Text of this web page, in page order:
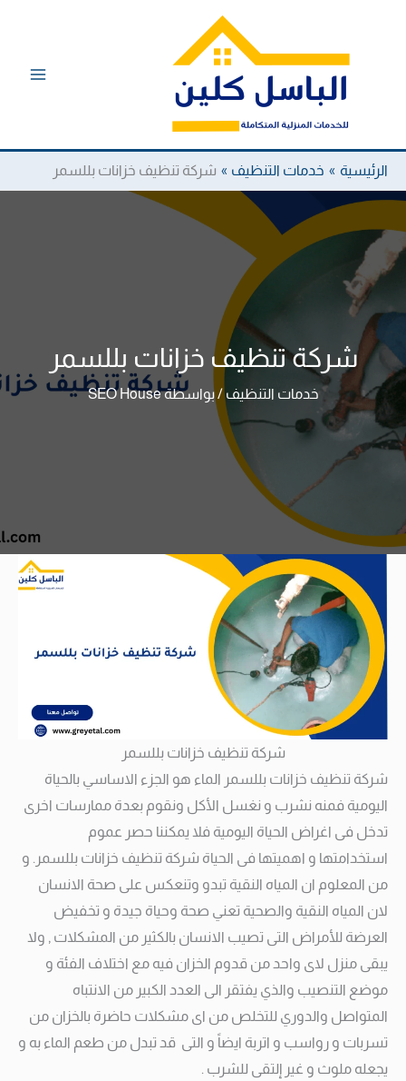
الرئيسية خدمات التنظيف شركة تنظيف خزانات بللسمر
شركة تنظيف خزانات بللسمر
خدمات التنظيف/ بواسطةSEO House
شركة تنظيف خزانات بللسمر
شركة تنظيف خزانات بللسمر الماء هو الجزء الاساسي بالحياة
اليومية فمنه نشرب و نغسل الأكل ونقوم بعدة ممارسات اخرى
تدخل فى اغراض الحياة اليومية فلا يمكننا حصر عموم
استخدامتها و اهميتها فى الحياة شركة تنظيف خزانات بللسمر. و
من المعلوم ان المياه النقية تبدو وتنعكس على صحة الانسان
لان المياه النقية والصحية تعني صحة وحياة جيدة و تخفيض
العرضة للأمراض التى تصيب الانسان بالكثير من المشكلات , ولا
يبقى منزل لاى واحد من قدوم الخزان فيه مع اختلاف الفئة و
موضع التنصيب والذي يفتقر الى العدد الكبير من الانتباه
المتواصل والدوري للتخلص من اى مشكلات حاضرة بالخزان من
تسربات و رواسب و اتربة ايضاً و التى قد تبدل من طعم الماء به و
يجعله ملوث و غير إلتقى للشرب .